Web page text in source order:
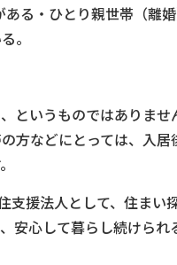
る・ひとり親世帯（離
。
というものではありませ
方などにとっては、入居
支援法人として、住まい
安心して暮らし続けられ